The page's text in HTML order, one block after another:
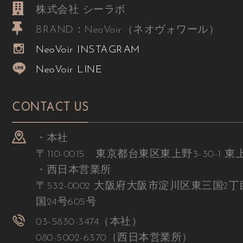
株式会社 シーラボ
BRAND：NeoVoir（ネオヴォワール）
NeoVoir INSTAGRAM
NeoVoir LINE
CONTACT US
・本社
〒110-0015 東京都台東区東上野3-30-1 東
・西日本営業所
〒532-0002 大阪府大阪市淀川区東三国2丁
国24号605号
03-5830-3474（本社）
080-5002-6370（西日本営業所）